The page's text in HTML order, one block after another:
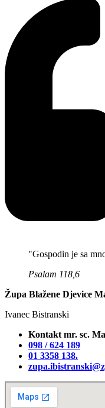
"Gospodin je sa
Psalam 118,6
Župa Blažene Djevice
Ivanec Bistranski
Kontakt mr. sc.
098 / 624 189
01 3358 138‬.